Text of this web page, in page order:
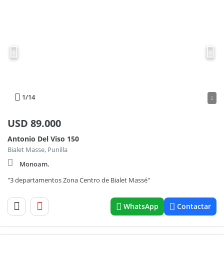
1/14 2
USD 89.000
Antonio Del Viso 150
Bialet Masse, Punilla
Monoam.
"3 departamentos Zona Centro de Bialet Massé"
WhatsApp Contactar